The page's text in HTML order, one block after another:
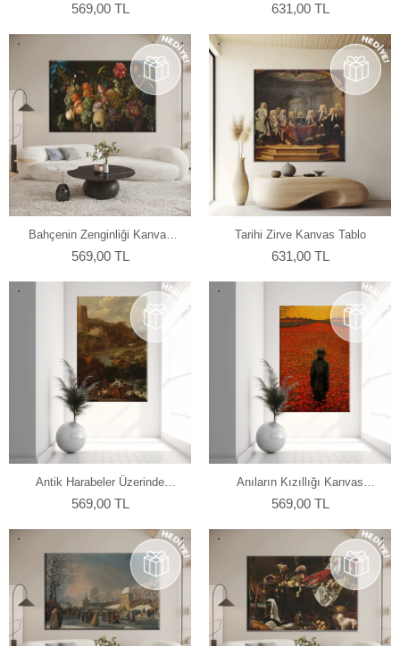
569,00 TL 631,00 TL
Bahçenin Zenginliği Kanvas
Tablo
569,00 TL
Tarihi Zirve Kanvas Tablo
631,00 TL
Antik Harabeler Üzerinde
Kanvas Tablo
569,00 TL
Anıların Kızıllığı Kanvas
Tablo
569,00 TL